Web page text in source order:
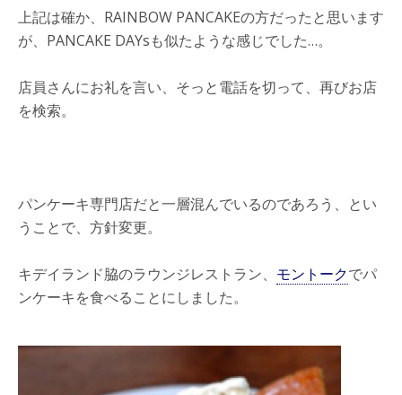
上記は確か、RAINBOW PANCAKEの方だったと思います
が、PANCAKE DAYsも似たような感じでした…。
店員さんにお礼を言い、そっと電話を切って、再びお店
を検索。
パンケーキ専門店だと一層混んでいるのであろう、とい
うことで、方針変更。
キデイランド脇のラウンジレストラン、 モントークでパ
ンケーキを食べることにしました。